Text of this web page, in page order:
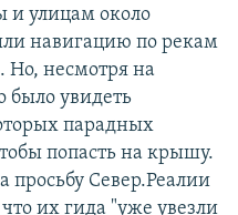
и улицам около
навигацию по рекам
несмотря на
было увидеть
парадных
попасть на крышу.
просьбу Север.Реалии
их гида "уже увезли